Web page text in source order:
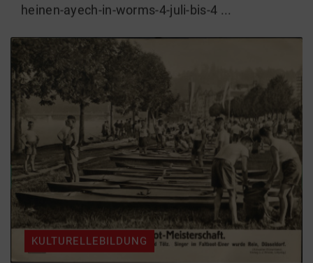
heinen-ayech-in-worms-4-juli-bis-4 ...
KULTURELLEBILDUNG